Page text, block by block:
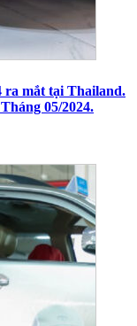
ra mắt tại Thailand.
05/2024.